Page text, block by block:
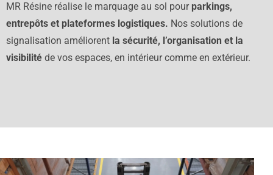
MR Résine réalise le marquage au sol pour parkings,
entrepôts et plateformes logistiques. Nos solutions de
signalisation améliorent la sécurité, l’organisation et la
visibilité de vos espaces, en intérieur comme en extérieur.